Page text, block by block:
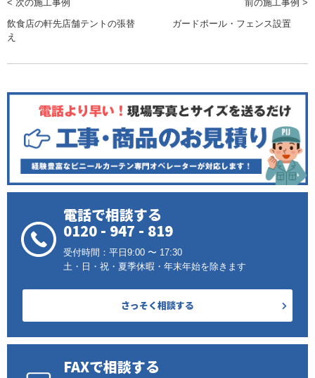
< 次の施工事例
飲食店の軒先店舗テントの張替
え
前の施工事例 >
ガードポール・フェンス設置
電話で相談する
0120 - 947 - 819
受付時間：平日9:00 〜 17:30
土・日・祝・夏季休暇・年末年始を除きます
さっそく相談する
FAXで相談する